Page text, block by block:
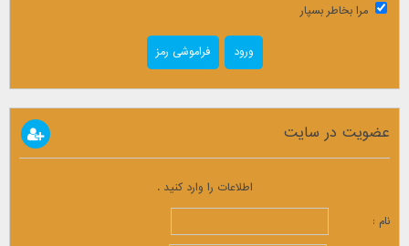
مرا بخاطر بسپار
فراموشی رمز
عضویت در سایت
اطلاعات را وارد کنید .
نام :